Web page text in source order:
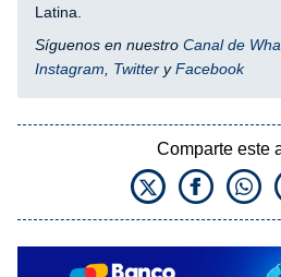
Latina.
Síguenos en nuestro Canal de
Instagram
Twitter yFacebook
Comparte este